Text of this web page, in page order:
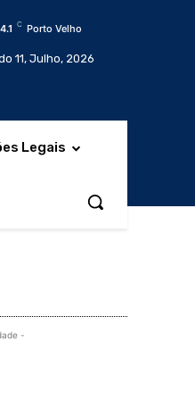
C Porto Velho
11, Julho, 2026
Legais
-